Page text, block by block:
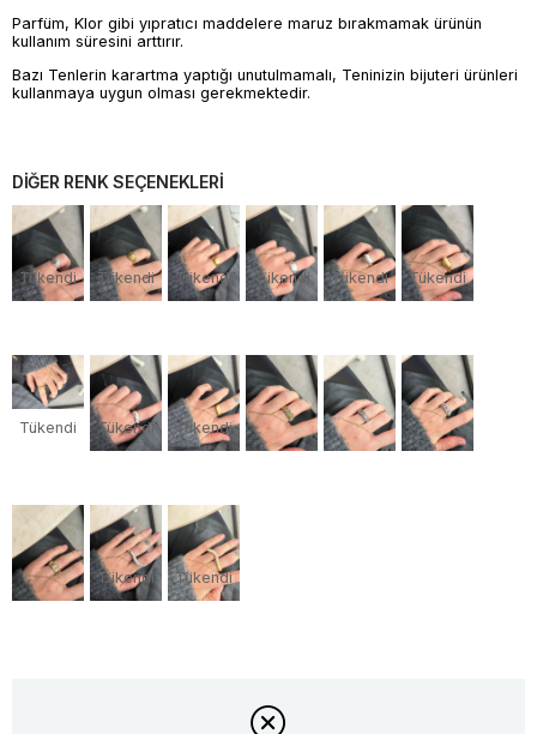
Parfüm, Klor gibi yıpratıcı maddelere maruz bırakmamak ürünün
kullanım süresini arttırır.
Bazı Tenlerin karartma yaptığı unutulmamalı, Teninizin bijuteri ürünleri
kullanmaya uygun olması gerekmektedir.
DİĞER RENK SEÇENEKLERİ
Tükendi Tükendi Tükendi Tükendi Tükendi Tükendi
Tükendi Tükendi Tükendi
Tükendi Tükendi